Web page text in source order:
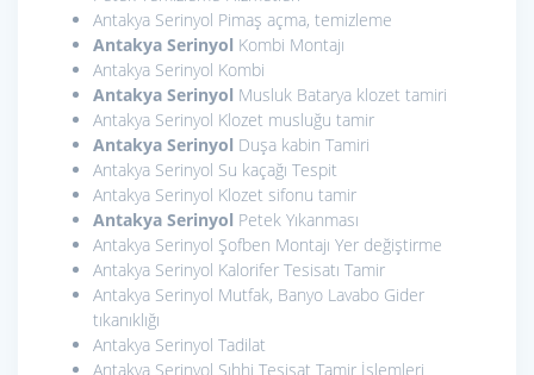
Antakya Serinyol Pimaş açma, temizleme
Antakya Serinyol Kombi Montajı
Antakya Serinyol Kombi
Antakya Serinyol Musluk Batarya klozet tamiri
Antakya Serinyol Klozet musluğu tamir
Antakya Serinyol Duşa kabin Tamiri
Antakya Serinyol Su kaçağı Tespit
Antakya Serinyol Klozet sifonu tamir
Antakya Serinyol Petek Yıkanması
Antakya Serinyol Şofben Montajı Yer değiştirme
Antakya Serinyol Kalorifer Tesisatı Tamir
Antakya Serinyol Mutfak, Banyo Lavabo Gider
tıkanıklığı
Antakya Serinyol Tadilat
Antakya Serinyol Sıhhi Tesisat Tamir İşlemleri